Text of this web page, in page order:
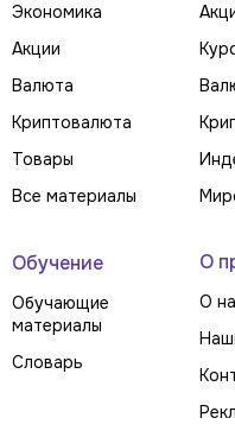
Экономика
Акции
Валюта
Криптовалюта
Товары
Все материалы
Обучение
Обучающие
материалы
Словарь
О
О